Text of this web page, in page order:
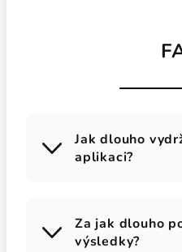
Jak dlouho
aplikaci?
Za jak dlouho
výsledky?